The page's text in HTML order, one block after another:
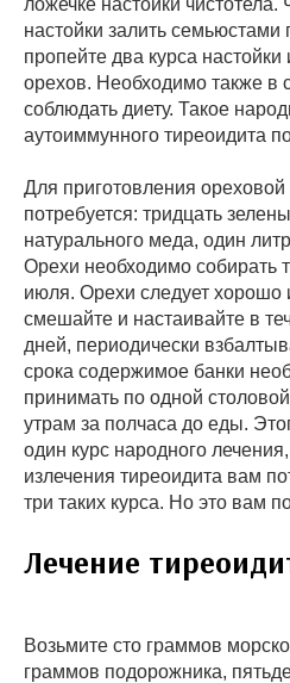
настойки залить
пропейте два курса настойки
орехов. Необходимо также в
соблюдать диету. Такое
аутоиммунного тиреоидита
Для приготовления ореховой
потребуется: тридцать
натурального меда, один
Орехи необходимо собирать
июля. Орехи следует хорошо
смешайте и настаивайте в
дней, периодически
срока содержимое банки
принимать по одной
утрам за полчаса до еды.
один курс народного
излечения тиреоидита вам
три таких курса. Но это вам
Лечение
Возьмите сто граммов
граммов подорожника,